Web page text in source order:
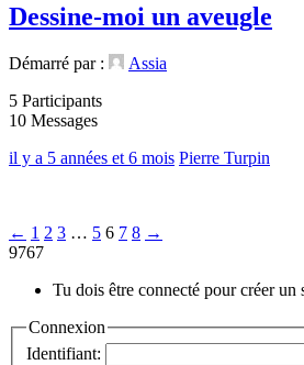
Dessine-moi un aveugle
Démarré par :
Assia
5 Participants
10 Messages
il y a 5 années et 6 mois Pierre Turpin
← 1 2 3 … 5 6 7 8 →
9767
Tu dois être connecté pour créer un
Connexion
Identifiant: